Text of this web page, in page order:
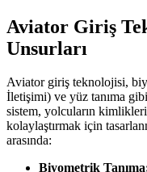
Aviator Giriş
Unsurları
Aviator giriş teknolojisi,
İletişimi) ve yüz tanıma
sistem, yolcuların
kolaylaştırmak için
arasında:
Biyometrik